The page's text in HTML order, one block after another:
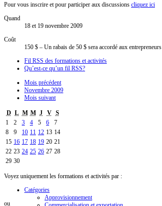
Pour vous inscrire et pour participer aux discussions cliquez ici
Quand
18 et 19 novembre 2009
Coût
150 $ – Un rabais de 50 $ sera accordé aux entrepreneurs
Fil RSS des formations et activités
Qu’est-ce qu’un fil RSS?
Mois précédent
Novembre 2009
Mois suivant
D L M M J V
S
1
2 3 4 5 6
7
8
9 10 11 12 13 14
15 16 17 18 19 20 21
22 23 24 25 26 27 28
29 30
Voyez uniquement les formations et activités par :
Catégories
Approvisionnement
ou